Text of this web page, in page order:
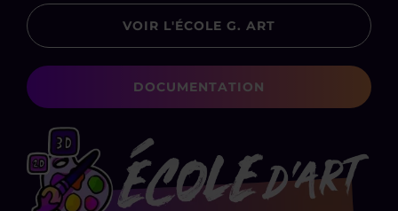
VOIR L'ÉCOLE G. ART
DOCUMENTATION